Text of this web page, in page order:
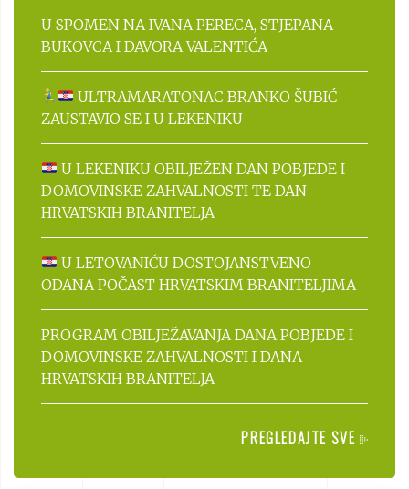
U SPOMEN NA IVANA PERECA, STJEPANA
BUKOVCA I DAVORA VALENTIĆA
ULTRAMARATONAC BRANKO ŠUBIĆ
ZAUSTAVIO SE I U LEKENIKU
U LEKENIKU OBILJEŽEN DAN POBJEDE I
DOMOVINSKE ZAHVALNOSTI TE DAN
HRVATSKIH BRANITELJA
U LETOVANIĆU DOSTOJANSTVENO
ODANA POČAST HRVATSKIM BRANITELJIMA
PROGRAM OBILJEŽAVANJA DANA POBJEDE I
DOMOVINSKE ZAHVALNOSTI I DANA
HRVATSKIH BRANITELJA
PREGLEDAJTE SVE